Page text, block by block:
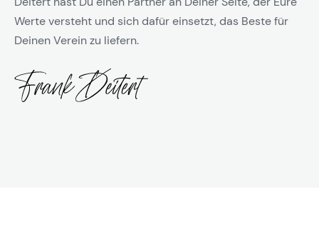
Werte versteht und sich dafür einsetzt, das Beste für
Deinen Verein zu liefern.